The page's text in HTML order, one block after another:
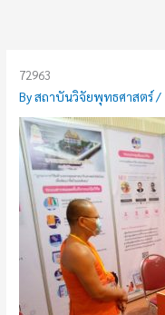
72963
Byสถาบันวิจัยพุทธศาสตร์/